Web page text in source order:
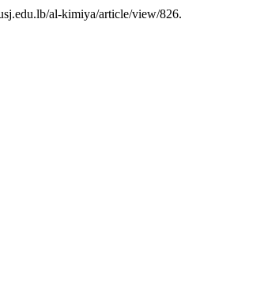
al-kimiya/article/view/826.